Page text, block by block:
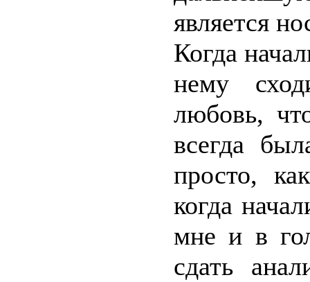
является
Когда
нему
любовь,
всегда
просто,
когда
мне и в
сдать